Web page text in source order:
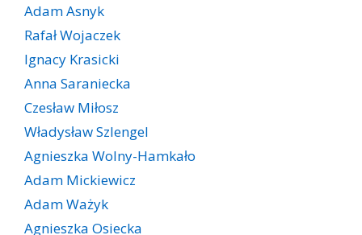
Adam Asnyk
Rafał Wojaczek
Ignacy Krasicki
Anna Saraniecka
Czesław Miłosz
Władysław Szlengel
Agnieszka Wolny-Hamkało
Adam Mickiewicz
Adam Ważyk
Agnieszka Osiecka